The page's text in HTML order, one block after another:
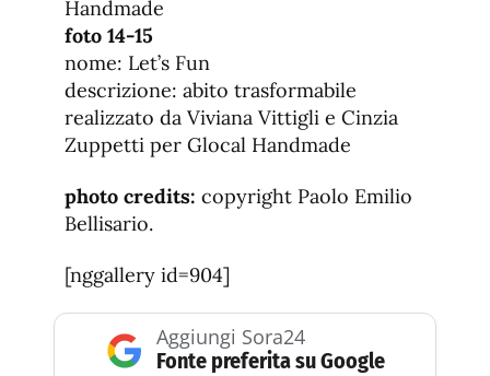
Handmade
foto 14-15
nome: Let’s Fun
descrizione: abito trasformabile
realizzato da Viviana Vittigli e Cinzia
Zuppetti per Glocal Handmade
photo credits: copyright Paolo Emilio
Bellisario.
[nggallery id=904]
Aggiungi Sora24
Fonte preferita su Google